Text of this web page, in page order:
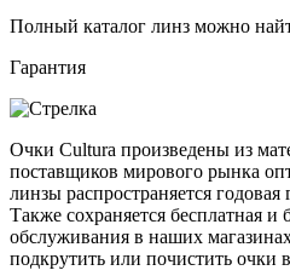
Полный каталог линз можно
Гарантия
Очки Cultura произведены из
поставщиков мирового рынка
линзы распространяется
Также сохраняется бесплатная и
обслуживания в наших
подкрутить или почистить очки